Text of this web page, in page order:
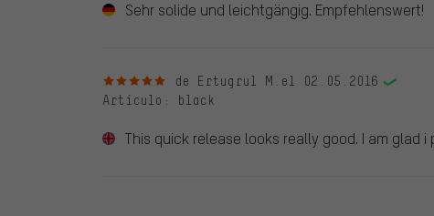
Sehr solide und leichtgängig. Empfehlenswert!
5 de 5 estrellasde Ertugrul M. el 02.05.2016
Artículo : black
This quick release looks really good. I am glad i